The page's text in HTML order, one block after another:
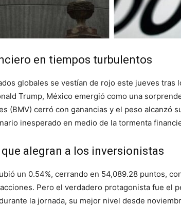
en tiempos turbulentos
globales se vestían de rojo este jueves tras
Trump, México emergió como una
(BMV) cerró con ganancias y el peso alcanzó
inesperado en medio de la tormenta
alegran a los inversionistas
un 0.54%, cerrando en 54,089.28 puntos,
Pero el verdadero protagonista fue el
la jornada, su mejor nivel desde